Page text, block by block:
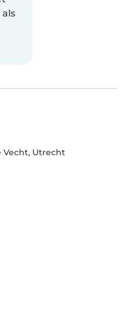
Vecht, Utrecht